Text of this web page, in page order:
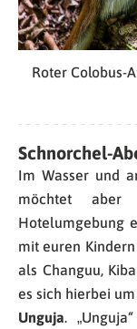
Roter Colobus-
Schnorchel-
Im Wasser und
möchtet
Hotelumgebung
mit euren
als Changuu,
es sich hierbei
Unguja.